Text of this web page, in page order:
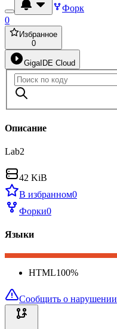
Форк
0
Избранное
0
GigaIDE Cloud
Описание
Lab2
42 KiB
В избранном0
Форки0
Языки
HTML100%
Сообщить о нарушении